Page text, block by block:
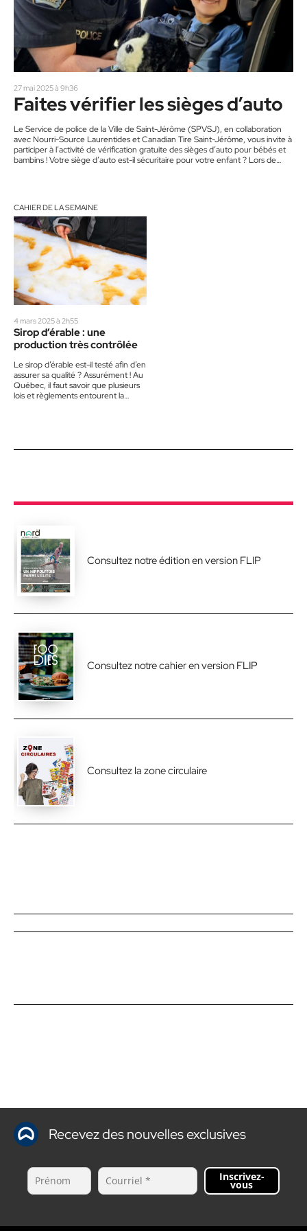
27 mai 2025 à 9h36
Faites vérifier les sièges d’auto
Le Service de police de la Ville de Saint-Jérôme (SPVSJ), en collaboration
avec Nourri-Source Laurentides et Canadian Tire Saint-Jérôme, vous invite à
participer à l’activité de vérification gratuite des sièges d’auto pour bébés et
bambins ! Votre siège d’auto est-il sécuritaire pour votre enfant ? Lors de
CAHIER DE LA SEMAINE
4 mars 2025 à 2h55
Sirop d’érable : une
production très contrôlée
Le sirop d’érable est-il testé afin d’en
assurer sa qualité ? Assurément ! Au
Québec, il faut savoir que plusieurs
lois et règlements entourent la
Consultez notre édition en version FLIP
Consultez notre cahier en version FLIP
Consultez la zone circulaire
Recevez des nouvelles exclusives
Inscrivez-
vous